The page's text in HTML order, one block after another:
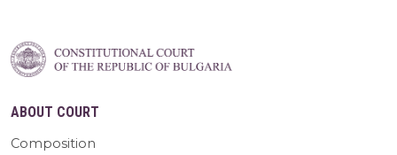
ABOUT COURT
Composition